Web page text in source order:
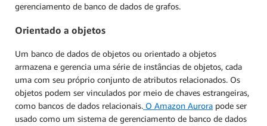
gerenciamento de banco de dados de grafos.
Orientado a objetos
Um banco de dados de objetos ou orientado a objetos
armazena e gerencia uma série de instâncias de objetos, cada
uma com seu próprio conjunto de atributos relacionados. Os
objetos podem ser vinculados por meio de chaves estrangeiras,
como bancos de dados relacionais. O Amazon Aurora pode ser
usado como um sistema de gerenciamento de banco de dados